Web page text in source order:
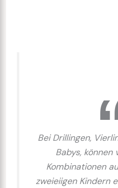
Bei Drillingen,
Babys, können
Kombinationen
zweieiigen Kindern